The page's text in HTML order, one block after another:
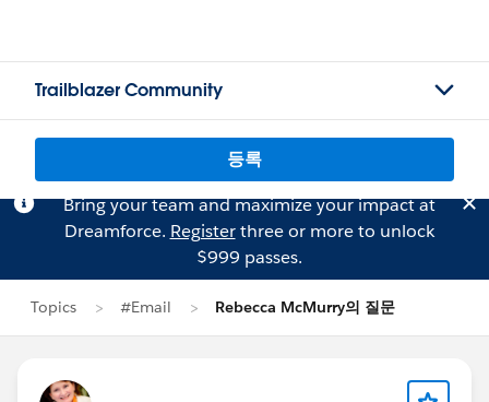
Trailblazer Community
등록
Bring your team and maximize your impact at
Dreamforce. Registerthree or more to unlock
$999 passes.
Topics #Email Rebecca McMurry의 질문